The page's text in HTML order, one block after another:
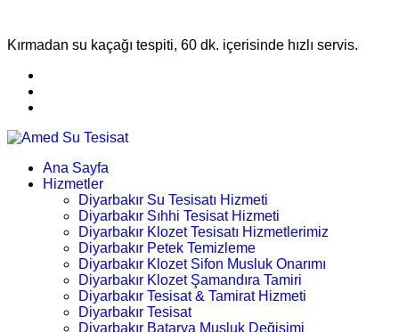
Kırmadan su kaçağı tespiti, 60 dk. içerisinde hızlı servis.
Ana Sayfa
Hizmetler
Diyarbakır Su Tesisatı Hizmeti
Diyarbakır Sıhhi Tesisat Hizmeti
Diyarbakır Klozet Tesisatı Hizmetlerimiz
Diyarbakır Petek Temizleme
Diyarbakır Klozet Sifon Musluk Onarımı
Diyarbakır Klozet Şamandıra Tamiri
Diyarbakır Tesisat & Tamirat Hizmeti
Diyarbakır Tesisat
Diyarbakır Batarya Musluk Değişimi